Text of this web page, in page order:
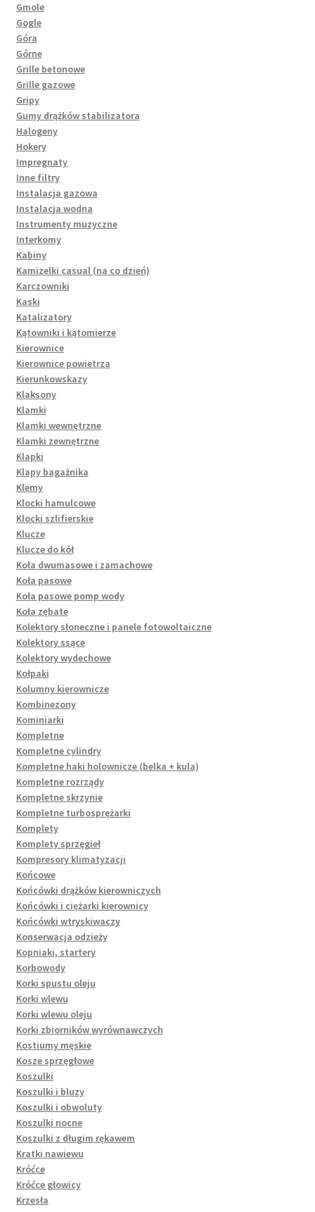
Gmole
Gogle
Góra
Górne
Grille betonowe
Grille gazowe
Gripy
Gumy drążków stabilizatora
Halogeny
Hokery
Impregnaty
Inne filtry
Instalacja gazowa
Instalacja wodna
Instrumenty muzyczne
Interkomy
Kabiny
Kamizelki casual (na co dzień)
Karczowniki
Kaski
Katalizatory
Kątowniki i kątomierze
Kierownice
Kierownice powietrza
Kierunkowskazy
Klaksony
Klamki
Klamki wewnętrzne
Klamki zewnętrzne
Klapki
Klapy bagażnika
Klemy
Klocki hamulcowe
Klocki szlifierskie
Klucze
Klucze do kół
Koła dwumasowe i zamachowe
Koła pasowe
Koła pasowe pomp wody
Koła zębate
Kolektory słoneczne i panele fotowoltaiczne
Kolektory ssące
Kolektory wydechowe
Kołpaki
Kolumny kierownicze
Kombinezony
Kominiarki
Kompletne
Kompletne cylindry
Kompletne haki holownicze (belka + kula)
Kompletne rozrządy
Kompletne skrzynie
Kompletne turbosprężarki
Komplety
Komplety sprzęgieł
Kompresory klimatyzacji
Końcowe
Końcówki drążków kierowniczych
Końcówki i ciężarki kierownicy
Końcówki wtryskiwaczy
Konserwacja odzieży
Kopniaki, startery
Korbowody
Korki spustu oleju
Korki wlewu
Korki wlewu oleju
Korki zbiorników wyrównawczych
Kostiumy męskie
Kosze sprzęgłowe
Koszulki
Koszulki i bluzy
Koszulki i obwoluty
Koszulki nocne
Koszulki z długim rękawem
Kratki nawiewu
Króćce
Króćce głowicy
Krzesła